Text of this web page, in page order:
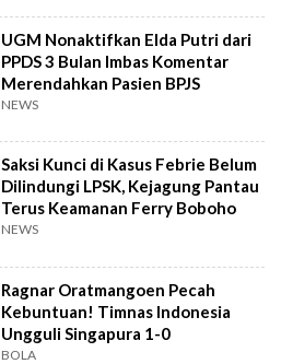
UGM Nonaktifkan Elda Putri dari
PPDS 3 Bulan Imbas Komentar
Merendahkan Pasien BPJS
NEWS
Saksi Kunci di Kasus Febrie Belum
Dilindungi LPSK, Kejagung Pantau
Terus Keamanan Ferry Boboho
NEWS
Ragnar Oratmangoen Pecah
Kebuntuan! Timnas Indonesia
Ungguli Singapura 1-0
BOLA